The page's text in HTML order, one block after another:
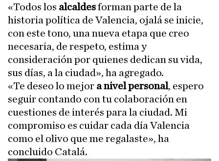
«Todos los alcaldesforman parte de la
historia política de Valencia, ojalá se inicie,
con este tono, una nueva etapa que creo
necesaria, de respeto, estima y
consideración por quienes dedican su vida,
sus días, a la ciudad», ha agregado.
«Te deseo lo mejor a nivel personal, espero
seguir contando con tu colaboración en
cuestiones de interés para la ciudad. Mi
compromiso es cuidar cada día Valencia
como el olivo que me regalaste», ha
concluido Catalá.